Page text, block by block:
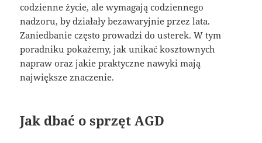
codzienne życie, ale wymagają codziennego
nadzoru, by działały bezawaryjnie przez lata.
Zaniedbanie często prowadzi do usterek. W tym
poradniku pokażemy, jak unikać kosztownych
napraw oraz jakie praktyczne nawyki mają
największe znaczenie.
Jak dbać o sprzęt AGD